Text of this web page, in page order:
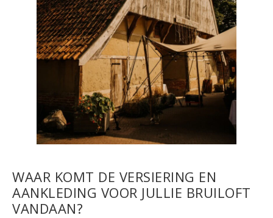
WAAR KOMT DE VERSIERING EN
AANKLEDING VOOR JULLIE BRUILOFT
VANDAAN?